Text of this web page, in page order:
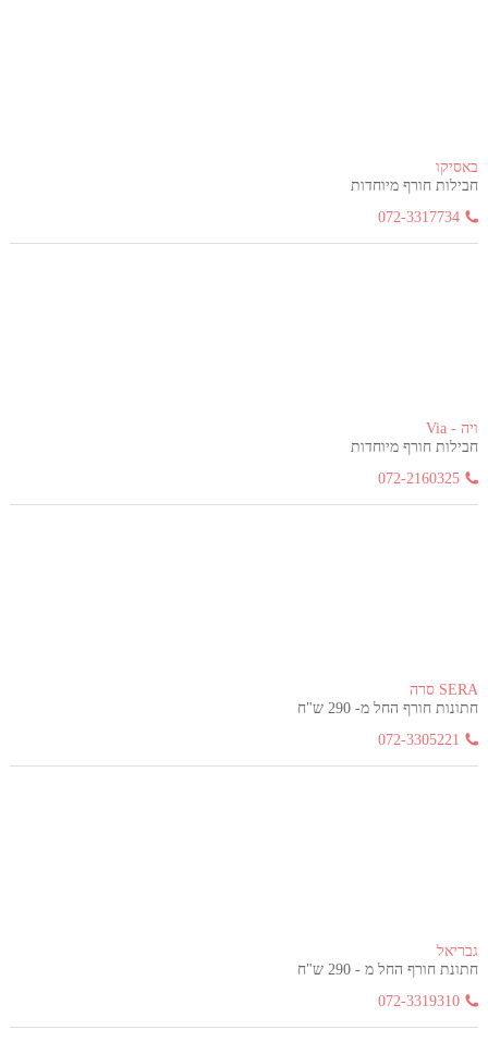
באסיקו
חבילות חורף מיוחדות
072-3317734
ויה - Via
חבילות חורף מיוחדות
072-2160325
SERA סרה
חתונות חורף החל מ- 290 ש"ח
072-3305221
גבריאל
חתונת חורף החל מ - 290 ש"ח
072-3319310